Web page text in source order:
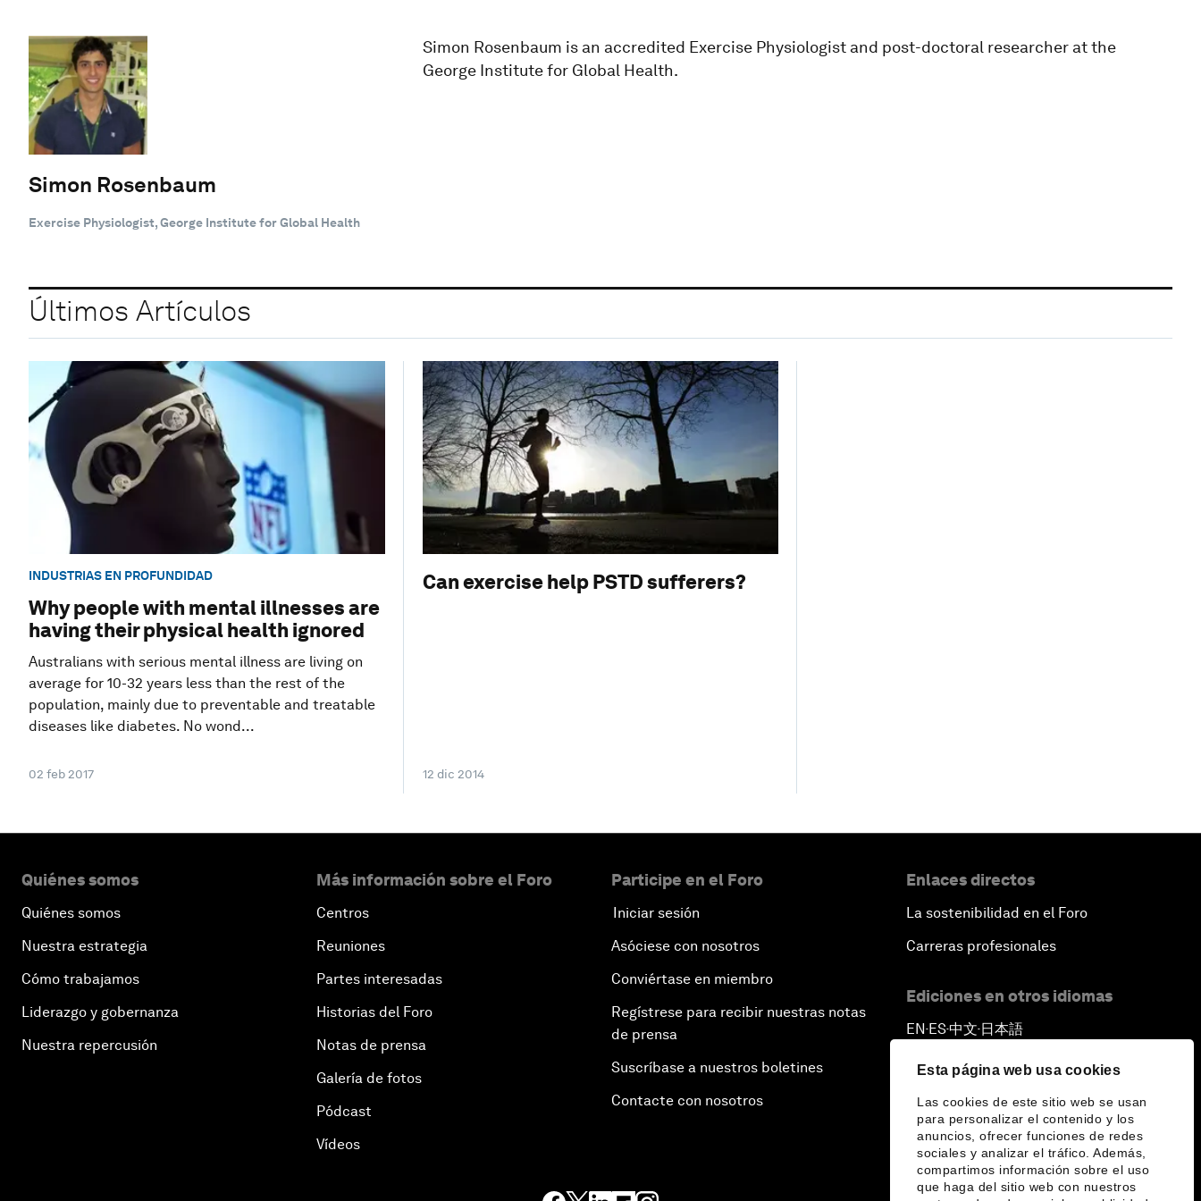
Esta página web usa cookies
Las cookies de este sitio web se usan
para personalizar el contenido y los
anuncios, ofrecer funciones de redes
sociales y analizar el tráfico. Además,
compartimos información sobre el uso
que haga del sitio web con nuestros
Simon Rosenbaum
Exercise Physiologist, George Institute for Global Health
Simon Rosenbaum is an accredited Exercise Physiologist and post-doctoral researcher at the
George Institute for Global Health.
Últimos Artículos
INDUSTRIAS EN PROFUNDIDAD
Why people with mental illnesses are
having their physical health ignored
Australians with serious mental illness are living on
average for 10-32 years less than the rest of the
population, mainly due to preventable and treatable
diseases like diabetes. No wond...
02 feb 2017
Can exercise help PSTD sufferers?
12 dic 2014
Quiénes somos
Quiénes somos
Nuestra estrategia
Cómo trabajamos
Liderazgo y gobernanza
Nuestra repercusión
Más información sobre el Foro
Centros
Reuniones
Partes interesadas
Historias del Foro
Notas de prensa
Galería de fotos
Pódcast
Vídeos
Participe en el Foro
Iniciar sesión
Asóciese con nosotros
Conviértase en miembro
Regístrese para recibir nuestras notas
de prensa
Suscríbase a nuestros boletines
Contacte con nosotros
Enlaces directos
La sostenibilidad en el Foro
Carreras profesionales
Ediciones en otros idiomas
EN ▪ ES▪中文▪ 日本語